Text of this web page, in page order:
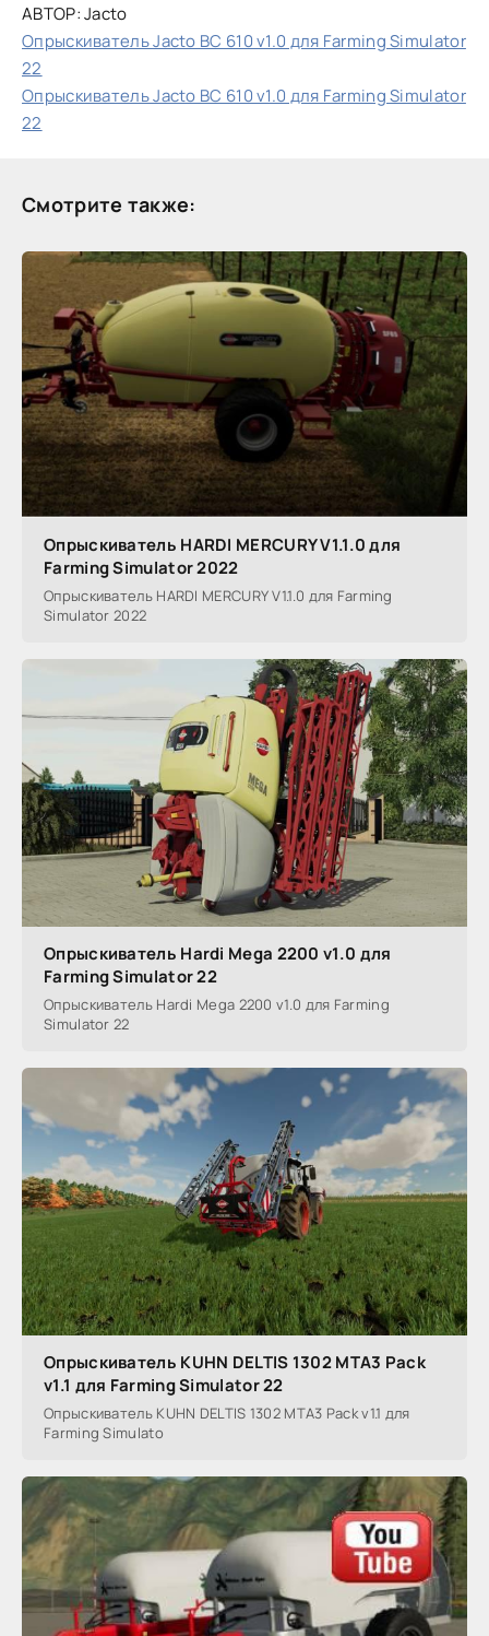
АВТОР: Jacto
Опрыскиватель Jacto BC 610 v1.0 для Farming Simulator
22
Опрыскиватель Jacto BC 610 v1.0 для Farming Simulator
22
Смотрите также:
Опрыскиватель HARDI MERCURY V1.1.0 для
Farming Simulator 2022
Опрыскиватель HARDI MERCURY V1.1.0 для Farming
Simulator 2022
Опрыскиватель Hardi Mega 2200 v1.0 для
Farming Simulator 22
Опрыскиватель Hardi Mega 2200 v1.0 для Farming
Simulator 22
Опрыскиватель KUHN DELTIS 1302 MTA3 Pack
v1.1 для Farming Simulator 22
Опрыскиватель KUHN DELTIS 1302 MTA3 Pack v1.1 для
Farming Simulato